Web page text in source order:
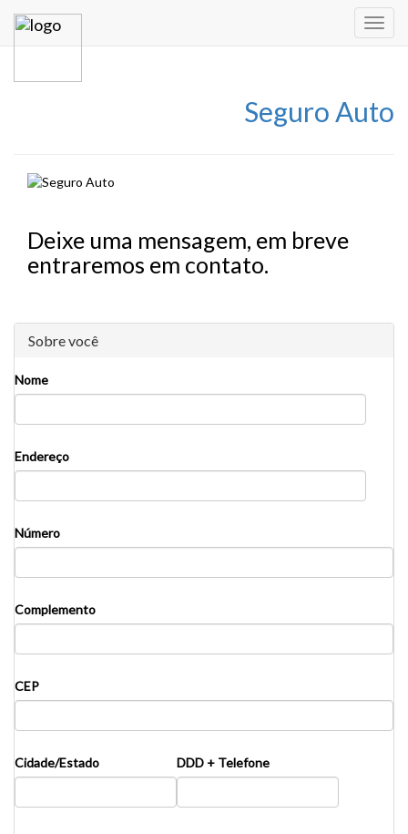
Seguro Auto
Deixe uma mensagem, em breve
entraremos em contato.
Sobre você
Nome
Endereço
Número
Complemento
CEP
Cidade/Estado DDD + Telefone